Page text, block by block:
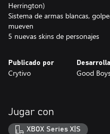
Herrington)
Sistema de armas blancas,
mueven
5 nuevas skins de personajes
Publicado por
Crytivo Good
Jugar con
XBOX Series X|S